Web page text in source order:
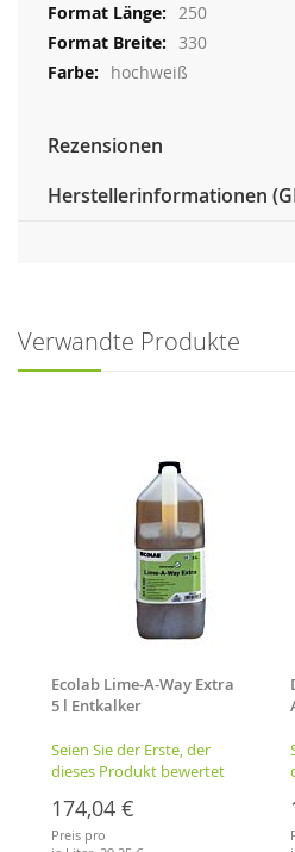
250
330
hochweiß
Rezensionen
Herstellerinformationen
Verwandte Produkte
Ecolab Lime-A-Way Extra
5 l Entkalker
Seien Sie der Erste, der
dieses Produkt bewertet
174,04 €
Preis pro